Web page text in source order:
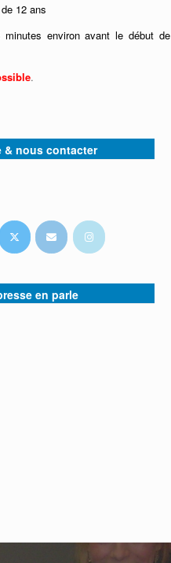
12 ans
environ avant le début de
.
& nous contacter
en parle